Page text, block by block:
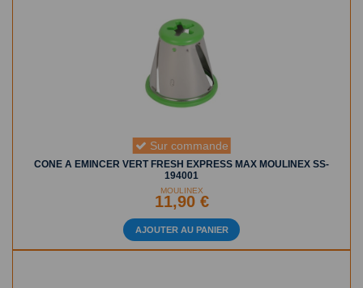
Sur commande
CONE A EMINCER VERT FRESH EXPRESS MAX MOULINEX SS-
194001
MOULINEX
11,90 €
AJOUTER AU PANIER